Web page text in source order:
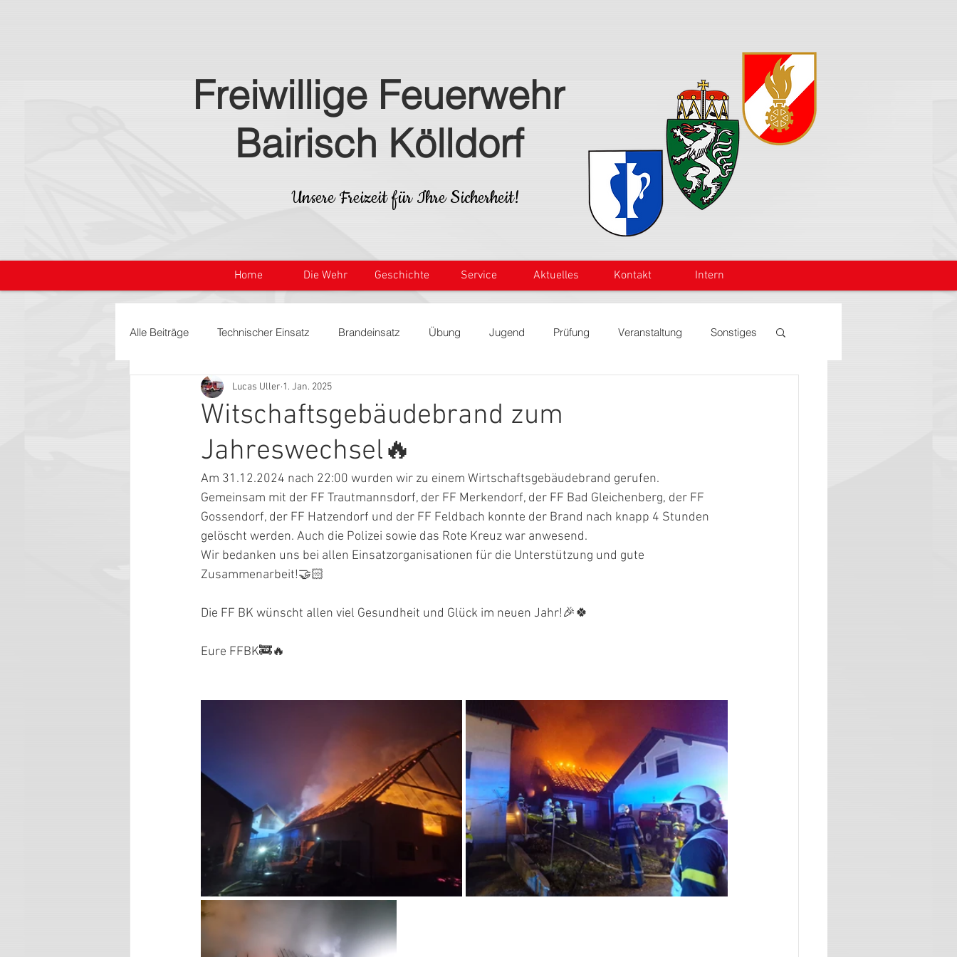
Freiwillige Feuerwehr
Bairisch Kölldorf
Unsere Freizeit für Ihre Sicherheit!
Home Die Wehr Geschichte Service Aktuelles Kontakt Intern
Alle Beiträge Technischer Einsatz Brandeinsatz Übung Jugend Prüfung Veranstaltung Sonstiges
Witschaftsgebäudebrand zum
Jahreswechsel🔥
Lucas Uller 1. Jan. 2025
Am 31.12.2024 nach 22:00 wurden wir zu einem Wirtschaftsgebäudebrand gerufen.
Gemeinsam mit der FF Trautmannsdorf, der FF Merkendorf, der FF Bad Gleichenberg, der FF
Gossendorf, der FF Hatzendorf und der FF Feldbach konnte der Brand nach knapp 4 Stunden
gelöscht werden. Auch die Polizei sowie das Rote Kreuz war anwesend.
Wir bedanken uns bei allen Einsatzorganisationen für die Unterstützung und gute
Zusammenarbeit!🤝🏻
Die FF BK wünscht allen viel Gesundheit und Glück im neuen Jahr!🎉🍀
Eure FFBK🚒🔥